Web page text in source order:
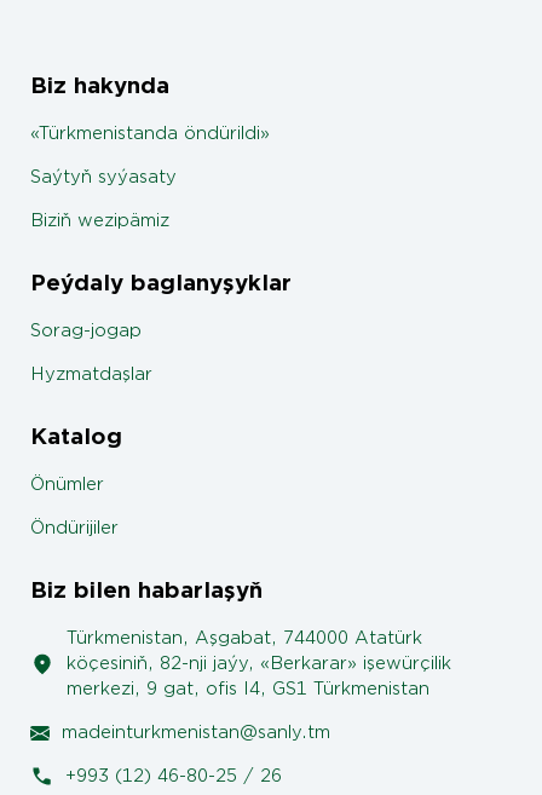
Biz hakynda
«Türkmenistanda öndürildi»
Saýtyň syýasaty
Biziň wezipämiz
Peýdaly baglanyşyklar
Sorag-jogap
Hyzmatdaşlar
Katalog
Önümler
Öndürijiler
Biz bilen habarlaşyň
Türkmenistan, Aşgabat, 744000 Atatürk
köçesiniň, 82-nji jaýy, «Berkarar» işewürçilik
merkezi, 9 gat, ofis I4, GS1 Türkmenistan
madeinturkmenistan@sanly.tm
+993 (12) 46-80-25 / 26